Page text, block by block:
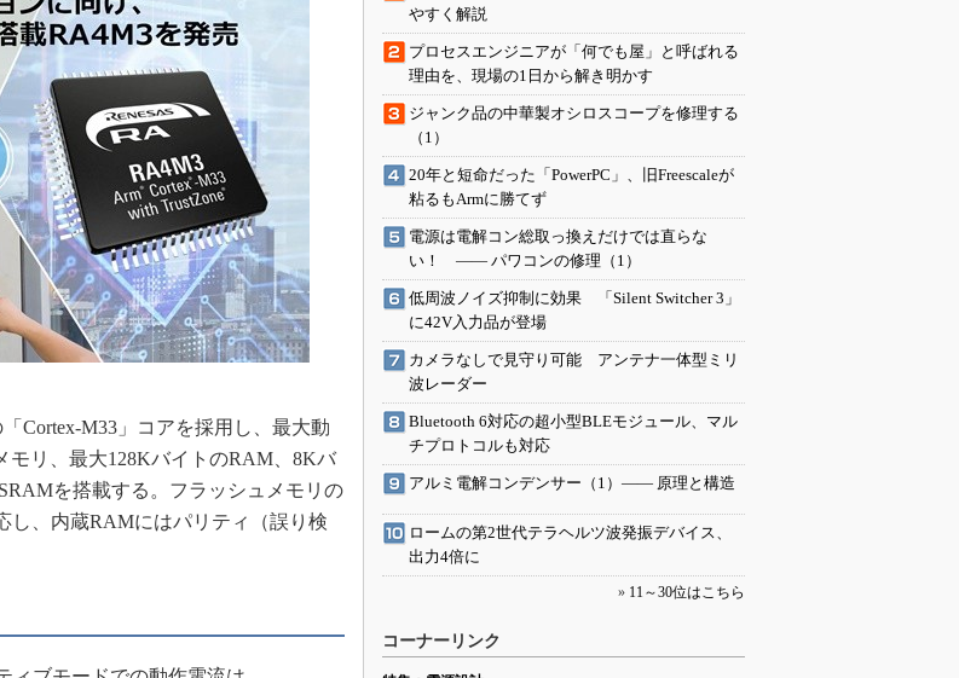
Cortex-M33」コアを採用し、最大動
モリ、最大128KバイトのRAM、8Kバ
を搭載する。フラッシュメモリの
し、内蔵RAMにはパリティ（誤り検
やすく解説
プロセスエンジニアが「何でも屋」と呼ばれる
理由を、現場の1日から解き明かす
ジャンク品の中華製オシロスコープを修理する
（1）
20年と短命だった「PowerPC」、旧Freescaleが
粘るもArmに勝てず
電源は電解コン総取っ換えだけでは直らな
い！ ―― パワコンの修理（1）
低周波ノイズ抑制に効果 「Silent Switcher 3」
に42V入力品が登場
カメラなしで見守り可能 アンテナ一体型ミリ
波レーダー
Bluetooth 6対応の超小型BLEモジュール、マル
チプロトコルも対応
アルミ電解コンデンサー（1）―― 原理と構造
ロームの第2世代テラヘルツ波発振デバイス、
出力4倍に
» 11～30位はこちら
コーナーリンク